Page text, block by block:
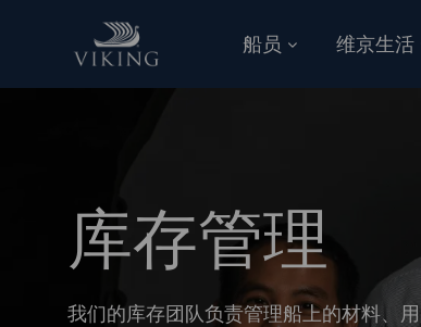
跳到主要内容
船员 维京生活
库存管理
我们的库存团队负责管理船上的材料、